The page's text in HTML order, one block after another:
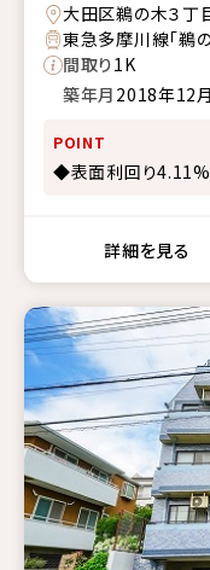
大田区鵜の木３丁
東急多摩川線「鵜
間取り1K
築年月 2018年12月
POINT
◆表面利回り
詳細を見る